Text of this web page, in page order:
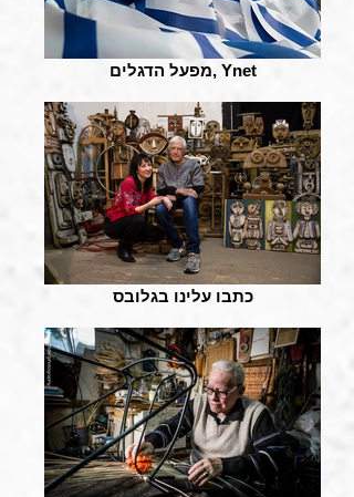
מפעל הדגלים, Ynet
כתבו עלינו בגלובס